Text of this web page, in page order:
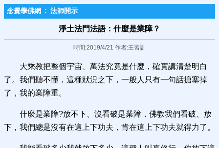
念覺學佛網 : 法師開示
淨土法門法語：什麼是業障？
時間:2019/4/21 作者:王習訓
大乘教把整個宇宙、萬法究竟是什麼，確實講清楚明白
了。我們聽不懂，這種狀況之下，一般人只有一句話搪塞掉
了，我的業障重。
什麼是業障?放不下、沒看破是業障，佛教我們看破、放
下，我們總是沒有在這上下功夫，肯在這上下功夫就得力了。